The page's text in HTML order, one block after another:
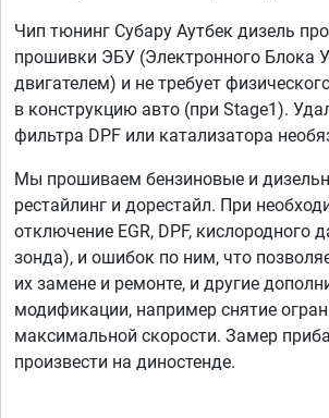
Чип тюнинг Субару Аутбек дизель
прошивки ЭБУ (Электронного Блока
двигателем) и не требует
в конструкцию авто (при Stage1).
фильтра DPF или катализатора
Мы прошиваем бензиновые и
рестайлинг и дорестайл. При
отключение EGR, DPF, кислородного
зонда), и ошибок по ним, что
их замене и ремонте, и другие
модификации, например снятие
максимальной скорости. Замер
произвести на диностенде.